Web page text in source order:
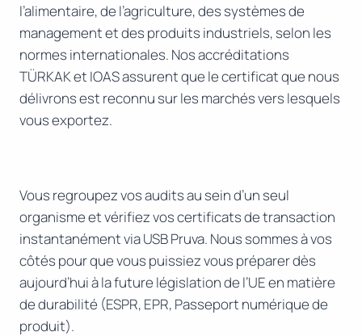
l’alimentaire, de l’agriculture, des systèmes de
management et des produits industriels, selon les
normes internationales. Nos accréditations
TÜRKAK et IOAS assurent que le certificat que nous
délivrons est reconnu sur les marchés vers lesquels
vous exportez.
Vous regroupez vos audits au sein d’un seul
organisme et vérifiez vos certificats de transaction
instantanément via USB Pruva. Nous sommes à vos
côtés pour que vous puissiez vous préparer dès
aujourd’hui à la future législation de l’UE en matière
de durabilité (ESPR, EPR, Passeport numérique de
produit).